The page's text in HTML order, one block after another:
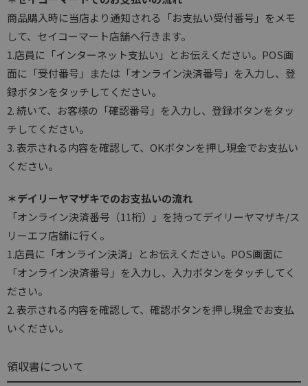
商品購入時に当店より通知される「お支払い受付番号」をメモ
して、セイコーマート店舗へ行きます。
1.店員に「インターネット支払い」とお伝えください。POS画
面に「受付番号」または「オンライン決済番号」を入力し、登
録ボタンをタッチしてください。
2. 続いて、お客様の「確認番号」を入力し、登録ボタンをタッ
チしてください。
3. 表示される内容を確認して、OKボタンを押し現金でお支払い
ください。
＊デイリーヤマザキでのお支払いの流れ
「オンライン決済番号（11桁）」を持ってデイリーヤマザキ/ス
リーエフ店舗に行く。
1.店員に「オンライン決済」とお伝えください。POS画面に
「オンライン決済番号」を入力し、入力ボタンをタッチしてく
ださい。
2. 表示される内容を確認して、確認ボタンを押し現金でお支払
いください。
領収書について